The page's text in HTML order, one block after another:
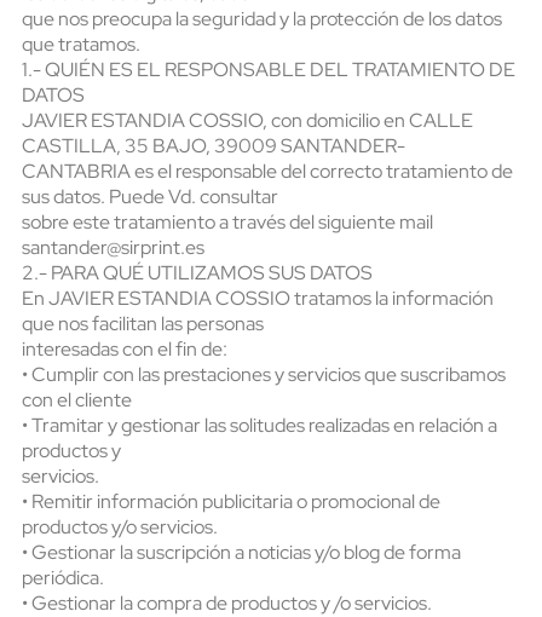
que nos preocupa la seguridad y la protección de los datos
que tratamos.
1.- QUIÉN ES EL RESPONSABLE DEL TRATAMIENTO DE
DATOS
JAVIER ESTANDIA COSSIO, con domicilio en CALLE
CASTILLA, 35 BAJO, 39009 SANTANDER-
CANTABRIA es el responsable del correcto tratamiento de
sus datos. Puede Vd. consultar
sobre este tratamiento a través del siguiente mail
santander@sirprint.es
2.- PARA QUÉ UTILIZAMOS SUS DATOS
En JAVIER ESTANDIA COSSIO tratamos la información
que nos facilitan las personas
interesadas con el fin de:
• Cumplir con las prestaciones y servicios que suscribamos
con el cliente
• Tramitar y gestionar las solitudes realizadas en relación a
productos y
servicios.
• Remitir información publicitaria o promocional de
productos y/o servicios.
• Gestionar la suscripción a noticias y/o blog de forma
periódica.
• Gestionar la compra de productos y /o servicios.